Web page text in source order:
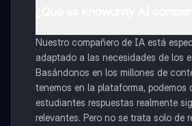
Nuestro compañero de IA está
adaptado a las necesidades de los
Basándonos en los millones de
tenemos en la plataforma, podemos
estudiantes respuestas realmente
relevantes. Pero no se trata solo de